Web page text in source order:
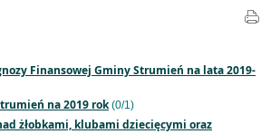
Finansowej Gminy Strumień na lata 2019-
na 2019 rok(0/1)
żłobkami, klubami dziecięcymi oraz